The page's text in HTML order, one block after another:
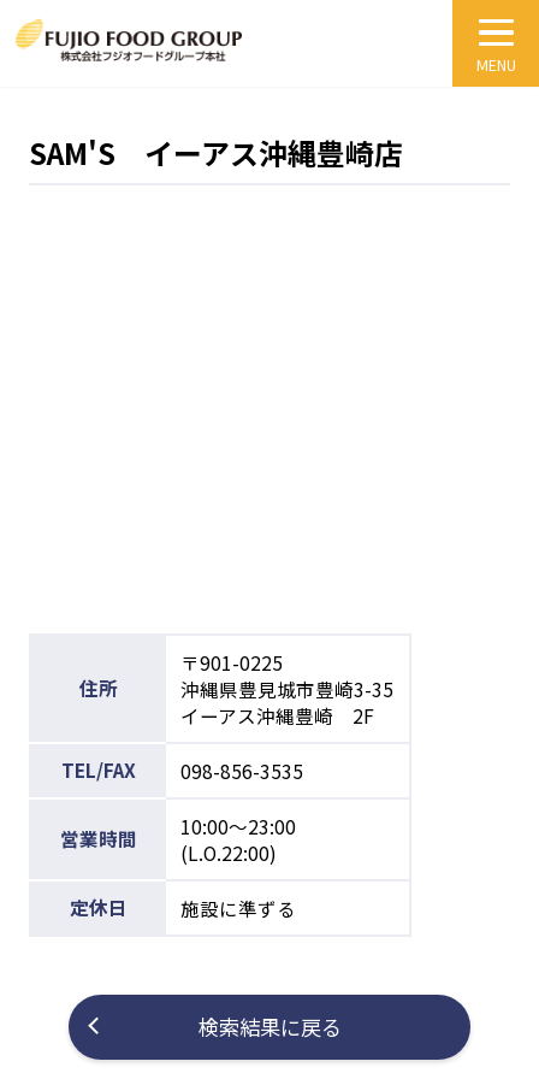
SAM'S イーアス沖縄豊崎店
住所
〒901-0225
沖縄県豊見城市豊崎3-35
イーアス沖縄豊崎 2F
TEL/FAX 098-856-3535
営業時間
10:00～23:00
(L.O.22:00)
定休日 施設に準ずる
検索結果に戻る